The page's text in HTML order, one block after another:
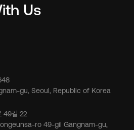
Us
49길 22
ro 49-gil Gangnam-gu,
gu, Seoul, Republic of Korea